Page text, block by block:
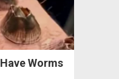
Worms